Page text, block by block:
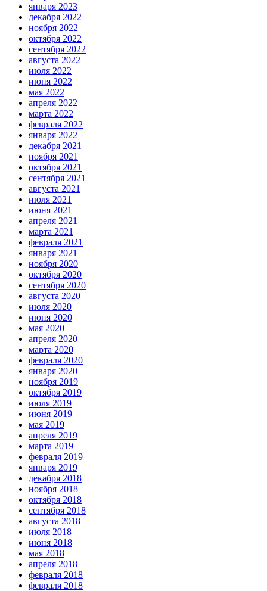
января 2023
декабря 2022
ноября 2022
октября 2022
сентября 2022
августа 2022
июля 2022
июня 2022
мая 2022
апреля 2022
марта 2022
февраля 2022
января 2022
декабря 2021
ноября 2021
октября 2021
сентября 2021
августа 2021
июля 2021
июня 2021
апреля 2021
марта 2021
февраля 2021
января 2021
ноября 2020
октября 2020
сентября 2020
августа 2020
июля 2020
июня 2020
мая 2020
апреля 2020
марта 2020
февраля 2020
января 2020
ноября 2019
октября 2019
июля 2019
июня 2019
мая 2019
апреля 2019
марта 2019
февраля 2019
января 2019
декабря 2018
ноября 2018
октября 2018
сентября 2018
августа 2018
июля 2018
июня 2018
мая 2018
апреля 2018
февраля 2018
февраля 2018